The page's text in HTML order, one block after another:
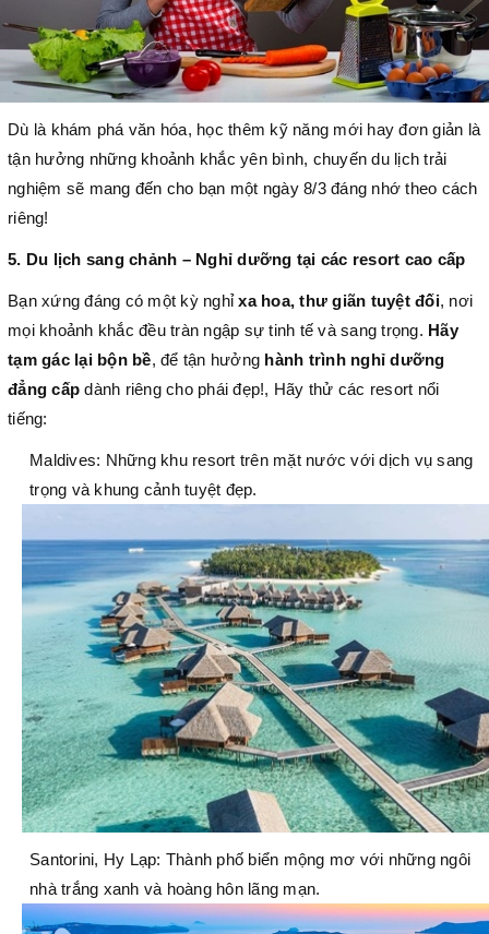
Dù là khám phá văn hóa, học thêm kỹ năng mới hay đơn giản là
tận hưởng những khoảnh khắc yên bình, chuyến du lịch trải
nghiệm sẽ mang đến cho bạn một ngày 8/3 đáng nhớ theo cách
riêng!
5. Du lịch sang chảnh – Nghỉ dưỡng tại các resort cao cấp
Bạn xứng đáng có một kỳ nghỉxa hoa, thư giãn tuyệt đối, nơi
mọi khoảnh khắc đều tràn ngập sự tinh tế và sang trọng. Hãy
tạm gác lại bộn bề, để tận hưởng hành trình nghỉ dưỡng
đẳng cấp dành riêng cho phái đẹp!, Hãy thử các resort nổi
tiếng:
Maldives: Những khu resort trên mặt nước với dịch vụ sang
trọng và khung cảnh tuyệt đẹp.
Santorini, Hy Lạp: Thành phố biển mộng mơ với những ngôi
nhà trắng xanh và hoàng hôn lãng mạn.